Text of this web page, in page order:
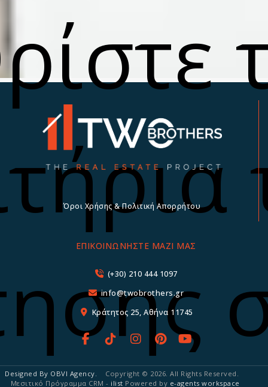
Όροι Χρήσης & Πολιτική Απορρήτου
ΕΠΙΚΟΙΝΩΝΗΣΤΕ ΜΑΖΙ ΜΑΣ
(+30) 210 444 1097
info@twobrothers.gr
Κράτητος 25, Αθήνα 11745
Designed By OBVI Agency.
Copyright © 2026. All Rights Reserved.
Μεσιτικό Πρόγραμμα CRM - ilist Powered by e-agents workspace